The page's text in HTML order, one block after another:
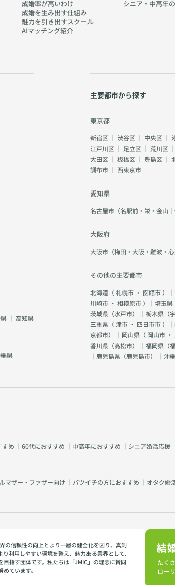
成婚率が高いわけ
成婚を生み出す仕組み
魅力を引き出すスクール
AIマッチング紹介
シニア・中高年
｜ 高知県
県
主要都市から探す
東京都
新宿区 ｜ 渋谷区 ｜ 中央区 ｜
江戸川区 ｜ 足立区 ｜ 荒川区 ｜
大田区 ｜ 板橋区 ｜ 豊島区 ｜
調布市 ｜ 西東京市
愛知県
名古屋市（名駅前・栄・金山｜
大阪府
大阪市（梅田・大阪・難波・心
その他の主要都市
北海道（札幌市 ・ 函館市）
川崎市 ・ 相模原市）｜埼玉県
茨城県（水戸市） ｜栃木県（
三重県（津市 ・ 四日市市）
京都市） ｜岡山県（ 岡山市 ・
香川県（高松市） ｜福岡県（
｜鹿児島県（鹿児島市） ｜沖
すめ ｜ 60代におすすめ ｜ 中高年におすすめ ｜ シニア婚活応援
マザー・ファザー向け ｜ バツイチの方におすすめ ｜ オタク婚
の信頼性の向上とより一層の健全化を図り、真剣
利用しやすい環境を整え、魅力ある業界として、
指す団体です。私たちは「JMIC」の理念に賛同
ています。